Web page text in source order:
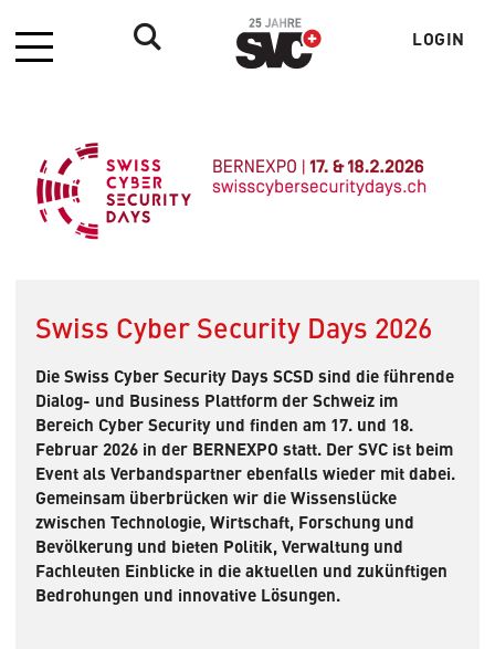
Menü LOGIN
Swiss Cyber Security Days 2026
Die Swiss Cyber Security Days SCSD sind die führende
Dialog- und Business Plattform der Schweiz im
Bereich Cyber Security und finden am 17. und 18.
Februar 2026 in der BERNEXPO statt. Der SVC ist beim
Event als Verbandspartner ebenfalls wieder mit dabei.
Gemeinsam überbrücken wir die Wissenslücke
zwischen Technologie, Wirtschaft, Forschung und
Bevölkerung und bieten Politik, Verwaltung und
Fachleuten Einblicke in die aktuellen und zukünftigen
Bedrohungen und innovative Lösungen.